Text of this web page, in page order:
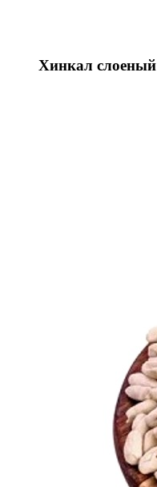
Хинкал слоеный